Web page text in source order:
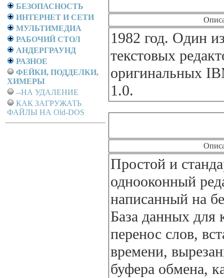
БЕЗОПАСНОСТЬ
ИНТЕРНЕТ И СЕТИ
МУЛЬТИМЕДИА
РАБОЧИЙ СТОЛ
АНДЕРГРАУНД
РАЗНОЕ
ФЕЙКИ, ПОДДЕЛКИ,
ХИМЕРЫ
--НА УДАЛЕНИЕ
КАК ЗАГРУЖАТЬ
ФАЙЛЫ НА Old-DOS
1982 год. Один
текстовых
оригинальных
1.0.
Простой и
однооконный
написанный на
База данных для
перенос слов,
времени,
буфера обмена,